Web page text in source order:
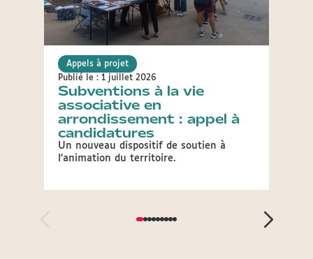
Appels à projet
Publié le : 1 juillet 2026
Subventions à la vie
associative en
arrondissement : appel à
candidatures
Un nouveau dispositif de soutien à
l'animation du territoire.